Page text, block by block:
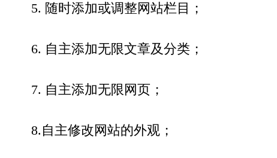
5. 随时添加或调整网站栏目；
6. 自主添加无限文章及分类；
7. 自主添加无限网页；
8.自主修改网站的外观；